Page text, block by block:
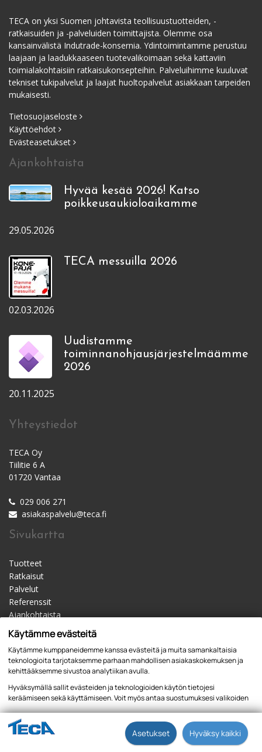
TECA on yksi Suomen johtavista teollisuustuotteiden, -
ratkaisuiden ja -palveluiden toimittajista. Olemme osa
kansainvälistä Indutrade-konsernia. Ydintoimintamme perustuu
laajaan ja laadukkaaseen tuotevalikoimaan sekä kattaviin
toimialakohtaisiin ratkaisukonsepteihin. Palveluihimme kuuluvat
tekniset tukipalvelut ja laajat huoltopalvelut asiakkaan tarpeiden
mukaisesti.
Tietosuojaseloste
Käyttöehdot
Evästeasetukset
Ajankohtaista
Hyvää kesää 2026! Katso
poikkeusaukioloaikamme
29.05.2026
TECA messuilla 2026
02.03.2026
Uudistamme
toiminnanohjausjärjestelmäämme
2026
20.11.2025
Yhteystiedot
TECA Oy
Tiilitie 6 A
01720 Vantaa
029 006 271
asiakaspalvelu@teca.fi
Sivukartta
Tuotteet
Ratkaisut
Palvelut
Referenssit
Ajankohtaista
Materiaalipankki
Yhteystiedot
Jälleenmyyjät
Käytämme evästeitä
Käytämme kumppaneidemme kanssa evästeitä ja muita samankaltaisia
teknologioita tarjotaksemme parhaan mahdollisen asiakaskokemuksen ja
kehittääksemme sivustoa analytiikan avulla.
Hyväksymällä sallit evästeiden ja teknologioiden käytön tietojesi
keräämiseen sekä käyttämiseen. Voit myös antaa suostumuksesi valikoiden
kautta klikkaamalla “Asetukset” painiketta.
Tietosuojaseloste
Asetukset Hyväksy kaikki